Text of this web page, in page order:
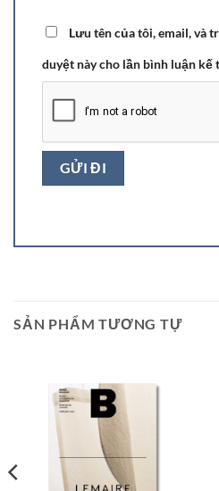
Lưu tên của tôi, email, và
duyệt này cho lần bình luận kế
SẢN PHẨM TƯƠNG TỰ